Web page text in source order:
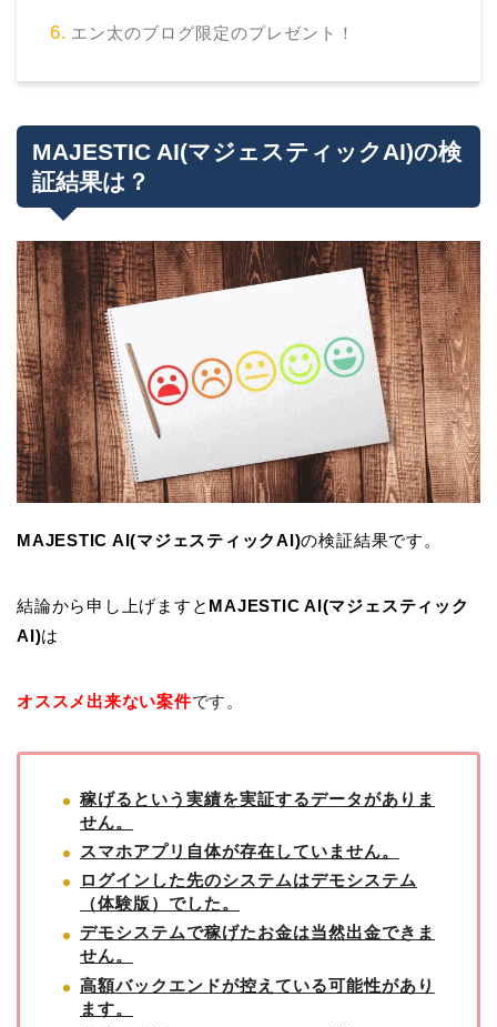
エン太のブログ限定のプレゼント！
MAJESTIC AI(マジェスティックAI)の検
証結果は？
MAJESTIC AI(マジェスティックAI)の検証結果です。
結論から申し上げますと MAJESTIC AI(マジェスティック
AI)は
オススメ出来ない案件です。
稼げるという実績を実証するデータがありま
せん。
スマホアプリ自体が存在していません。
ログインした先のシステムはデモシステム
（体験版）でした。
デモシステムで稼げたお金は当然出金できま
せん。
高額バックエンドが控えている可能性があり
ます。